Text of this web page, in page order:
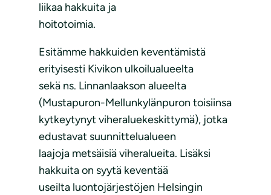
liikaa hakkuita ja
hoitotoimia.
Esitämme hakkuiden keventämistä
erityisesti Kivikon ulkoilualueelta
sekä ns. Linnanlaakson alueelta
(Mustapuron-Mellunkylänpuron toisiinsa
kytkeytynyt viheraluekeskittymä), jotka
edustavat suunnittelualueen
laajoja metsäisiä viheralueita. Lisäksi
hakkuita on syytä keventää
useilta luontojärjestöjen Helsingin